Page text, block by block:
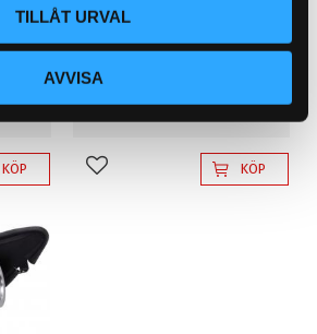
TILLÅT URVAL
AVVISA
KÖP
Camaro 5.7 (1998-2008)
Insprutsmotor, Samtliga
8 803
Lägg till i favoriterKÖP